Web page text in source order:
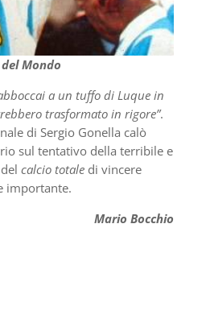
Mondo
a un tuffo di Luque in
trasformato in rigore”.
di Sergio Gonella calò
sul tentativo della terribile e
calcio totale di vincere
importante.
Mario Bocchio